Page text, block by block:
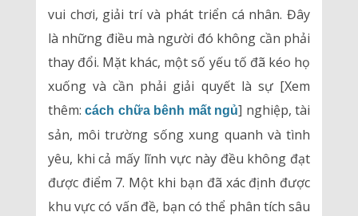
vui chơi, giải trí và phát triển cá nhân. Đây
là những điều mà người đó không cần phải
thay đổi. Mặt khác, một số yếu tố đã kéo họ
xuống và cần phải giải quyết là sự [Xem
thêm:cách chữa bênh mất ngủ] nghiệp, tài
sản, môi trường sống xung quanh và tình
yêu, khi cả mấy lĩnh vực này đều không đạt
được điểm 7. Một khi bạn đã xác định được
khu vực có vấn đề, bạn có thể phân tích sâu